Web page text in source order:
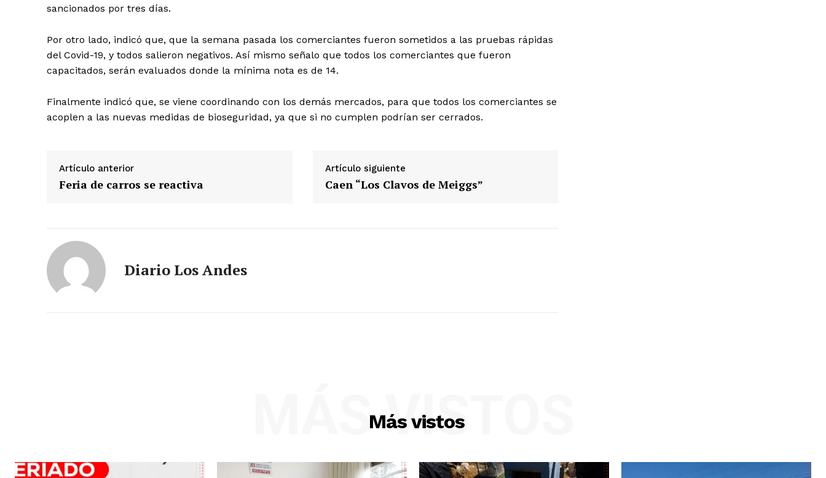
Nosotros
sancionados por tres días.
Por otro lado, indicó que, que la semana pasada los comerciantes fueron sometidos a las pruebas rápidas
del Covid-19, y todos salieron negativos. Así mismo señalo que todos los comerciantes que fueron
capacitados, serán evaluados donde la mínima nota es de 14.
Finalmente indicó que, se viene coordinando con los demás mercados, para que todos los comerciantes se
acoplen a las nuevas medidas de bioseguridad, ya que si no cumplen podrían ser cerrados.
Artículo anterior
Feria de carros se reactiva
Artículo siguiente
Caen “Los Clavos de Meiggs”
Diario Los Andes
Más vistos
MÁS VISTOS